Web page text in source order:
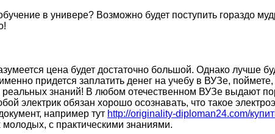
в универе? Возможно будет поступить гораздо
цена будет достаточно большой. Однако лучше
придется заплатить денег на учебу в ВУЗе,
знаний! В любом отечественном ВУЗе выдают
электрик обязан хорошо осознавать, что такое
например тут http://originality-diploman24.com/
с практическими знаниями.